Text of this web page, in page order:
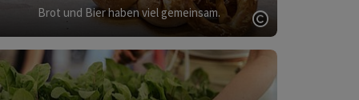
öffnen
Brot und Bier haben viel gemeinsam.
Copyright